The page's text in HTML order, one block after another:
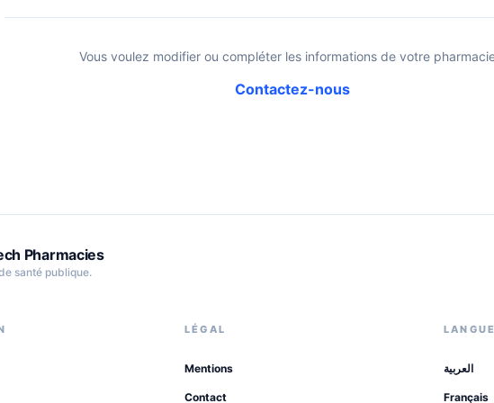
Vous voulez modifier ou compléter les informations de votre
Contactez-nous
Pharmacies
santé publique.
LÉGAL
Mentions
Contact
العربية
Français